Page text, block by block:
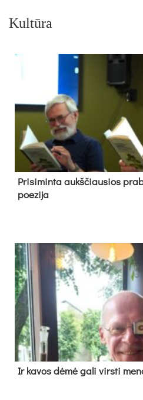
Kultūra
Pri­si­min­ta aukš­čiau­sios
poe­zi­ja
Ir ka­vos dė­mė ga­li virs­ti